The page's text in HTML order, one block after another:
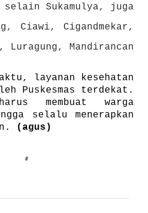
Sukamulya, juga
Ciawi, Cigandmekar,
Luragung, Mandirancan
layanan kesehatan
Puskesmas terdekat.
membuat warga
selalu menerapkan
(agus)